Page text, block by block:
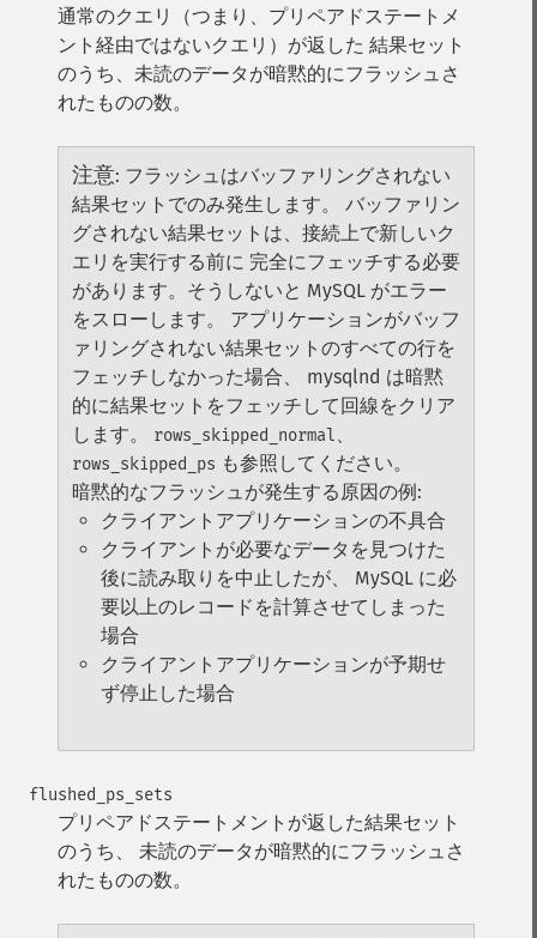
通常のクエリ（つまり、プリペアドステートメ
ント経由ではないクエリ）が返した 結果セット
のうち、未読のデータが暗黙的にフラッシュさ
れたものの数。
注意: フラッシュはバッファリングされない
結果セットでのみ発生します。 バッファリン
グされない結果セットは、接続上で新しいク
エリを実行する前に 完全にフェッチする必要
があります。そうしないと MySQL がエラー
をスローします。 アプリケーションがバッフ
ァリングされない結果セットのすべての行を
フェッチしなかった場合、 mysqlnd は暗黙
的に結果セットをフェッチして回線をクリア
します。
rows_skipped_normal、
rows_skipped_ps も参照してください。
暗黙的なフラッシュが発生する原因の例:
クライアントアプリケーションの不具合
クライアントが必要なデータを見つけた
後に読み取りを中止したが、 MySQL に必
要以上のレコードを計算させてしまった
場合
クライアントアプリケーションが予期せ
ず停止した場合
flushed_ps_sets
プリペアドステートメントが返した結果セット
のうち、 未読のデータが暗黙的にフラッシュさ
れたものの数。